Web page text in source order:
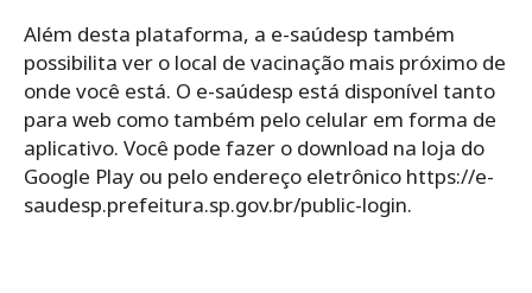
Além desta plataforma, a e-saúdesp também
possibilita ver o local de vacinação mais próximo de
onde você está. O e-saúdesp está disponível tanto
para web como também pelo celular em forma de
aplicativo. Você pode fazer o download na loja do
Google Play ou pelo endereço eletrônico https://e-
saudesp.prefeitura.sp.gov.br/public-login.